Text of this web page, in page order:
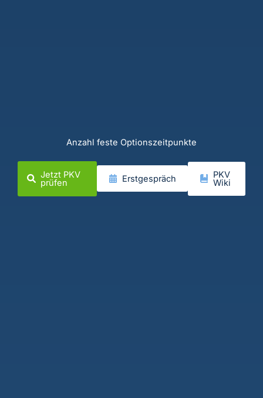
Anzahl feste Optionszeitpunkte
Jetzt PKV
prüfen Erstgespräch PKV
Wiki